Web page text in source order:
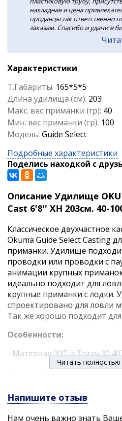
накладная и цена
продавцы так ответственно
заказам. Спасибо и удачи в
Характеристики
Т.Габариты: 165*5*5
Длина удилища (см): 203
Макс. вес приманки (гр): 40
Мин. вес приманки (гр): 100
Модель: Guide Select
Подробные характеристики
Поделись находкой с
Описание Удилище
Cast 6'8'' XH 203см. 40-
Классическое двухчастное
Okuma Guide Select Casting
приманки. Удилище
проводки или проводки с
анимации крупных
идеально подходит для
крупные приманки с лодки.
спроектировано для ловли
Так же хорошо подходит для
Особенности:
- Материал30TиToray 30
Sea GuideSS с
Читать полностью
Напишите отзыв
Нам очень важно знать